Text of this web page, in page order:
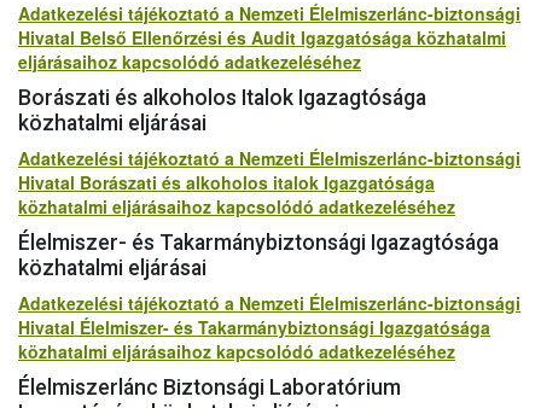
Adatkezelési tájékoztató a Nemzeti Élelmiszerlánc-biztonsági
Hivatal Belső Ellenőrzési és Audit Igazgatósága közhatalmi
eljárásaihoz kapcsolódó adatkezeléséhez
Borászati és alkoholos Italok Igazagtósága
közhatalmi eljárásai
Adatkezelési tájékoztató a Nemzeti Élelmiszerlánc-biztonsági
Hivatal Borászati és alkoholos italok Igazgatósága
közhatalmi eljárásaihoz kapcsolódó adatkezeléséhez
Élelmiszer- és Takarmánybiztonsági Igazagtósága
közhatalmi eljárásai
Adatkezelési tájékoztató a Nemzeti Élelmiszerlánc-biztonsági
Hivatal Élelmiszer- és Takarmánybiztonsági Igazgatósága
közhatalmi eljárásaihoz kapcsolódó adatkezeléséhez
Élelmiszerlánc Biztonsági Laboratórium